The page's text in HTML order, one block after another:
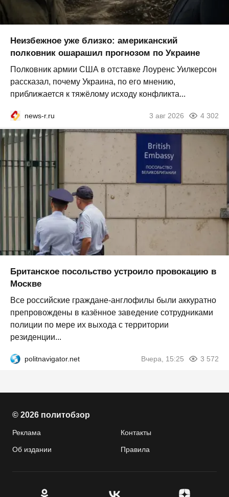
Неизбежное уже близко: американский
полковник ошарашил прогнозом по Украине
Полковник армии США в отставке Лоуренс Уилкерсон
рассказал, почему Украина, по его мнению,
приближается к тяжёлому исходу конфликта...
news-r.ru 3 авг 2026 4 302
Британское посольство устроило провокацию в
Москве
Все российские граждане-англофилы были аккуратно
препровождены в казённое заведение сотрудниками
полиции по мере их выхода с территории
резиденции...
politnavigator.net Вчера, 15:25 3 572
© 2026 политобзор
Реклама Контакты
Об издании Правила